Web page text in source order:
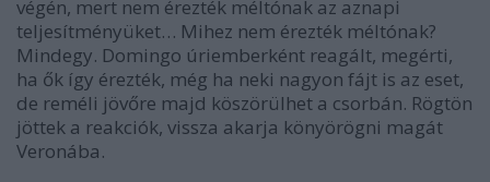
végén, mert nem érezték méltónak az aznapi
teljesítményüket… Mihez nem érezték méltónak?
Mindegy. Domingo úriemberként reagált, megérti,
ha ők így érezték, még ha neki nagyon fájt is az eset,
de reméli jövőre majd köszörülhet a csorbán. Rögtön
jöttek a reakciók, vissza akarja könyörögni magát
Veronába.